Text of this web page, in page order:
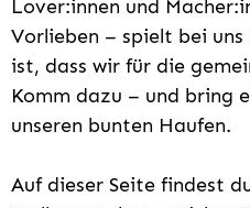
Lover:innen und
Vorlieben – spielt bei uns
ist, dass wir für die
Komm dazu – und bring
unseren bunten Haufen.
Auf dieser Seite findest